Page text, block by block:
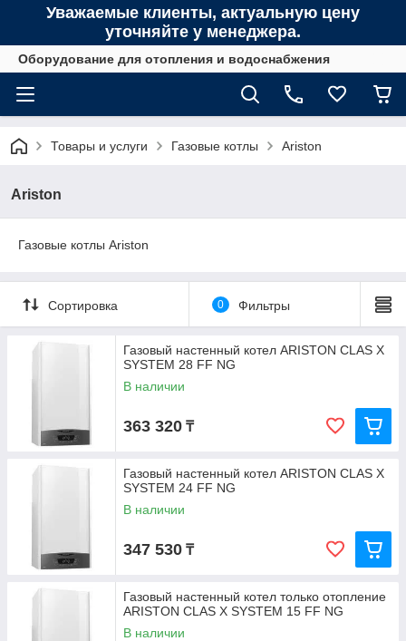
Уважаемые клиенты, актуальную цену
уточняйте у менеджера.
Оборудование для отопления и водоснабжения
Товары и услуги Газовые котлы Ariston
Ariston
Газовые котлы Ariston
Сортировка 0 Фильтры
Газовый настенный котел ARISTON CLAS X
SYSTEM 28 FF NG
В наличии
363 320 ₸
Газовый настенный котел ARISTON CLAS X
SYSTEM 24 FF NG
В наличии
347 530 ₸
Газовый настенный котел только отопление
ARISTON CLAS X SYSTEM 15 FF NG
В наличии